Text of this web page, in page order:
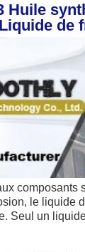
Huile
de
composants
le liquide
Seul un